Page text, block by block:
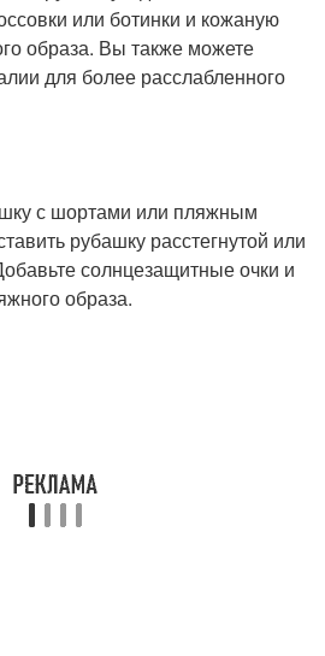
или ботинки и кожаную
образа. Вы также можете
для более расслабленного
с шортами или пляжным
рубашку расстегнутой или
солнцезащитные очки и
образа.